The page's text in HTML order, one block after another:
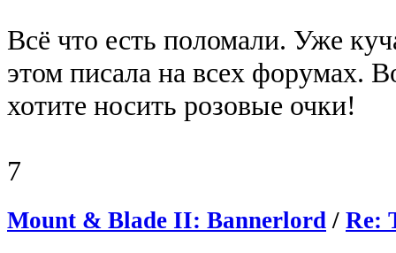
Всё что есть поломали. Уже
этом писала на всех форумах.
хотите носить розовые очки!
7
Mount & Blade II: Bannerlord / Re: